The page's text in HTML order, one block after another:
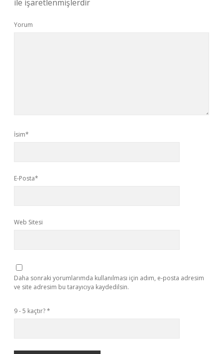
ile işaretlenmişlerdir
Yorum
İsim*
E-Posta*
Web Sitesi
Daha sonraki yorumlarımda kullanılması için adım, e-posta adresim
ve site adresim bu tarayıcıya kaydedilsin.
9 - 5 kaçtır?*